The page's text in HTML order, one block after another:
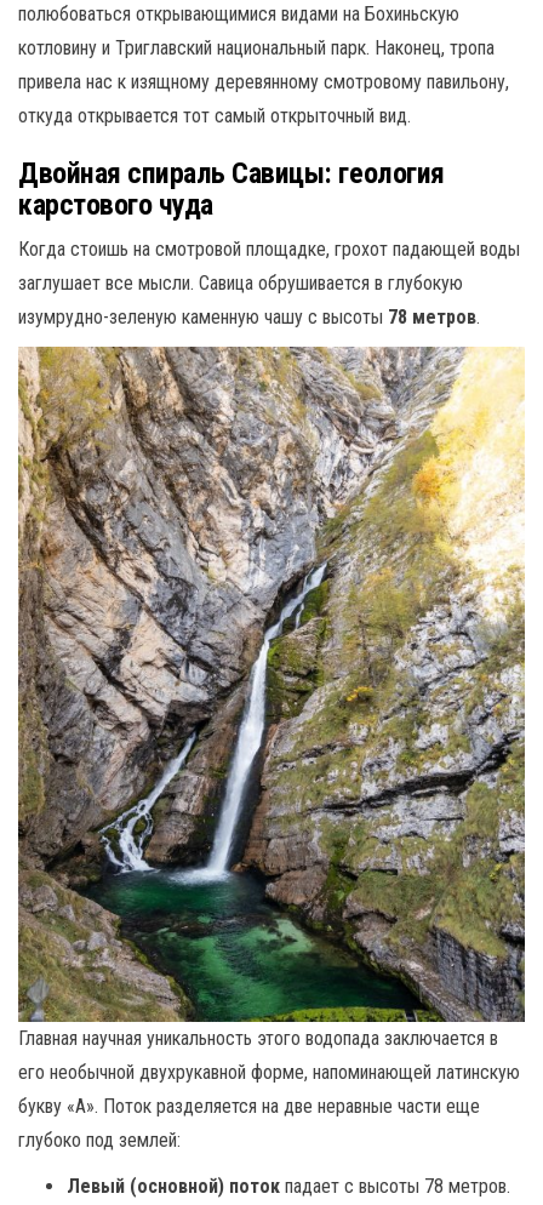
полюбоваться открывающимися видами на Бохиньскую
котловину и Триглавский национальный парк. Наконец, тропа
привела нас к изящному деревянному смотровому павильону,
откуда открывается тот самый открыточный вид.
Двойная спираль Савицы: геология
карстового чуда
Когда стоишь на смотровой площадке, грохот падающей воды
заглушает все мысли. Савица обрушивается в глубокую
изумрудно-зеленую каменную чашу с высоты 78 метров.
Главная научная уникальность этого водопада заключается в
его необычной двухрукавной форме, напоминающей латинскую
букву «А». Поток разделяется на две неравные части еще
глубоко под землей:
Левый (основной) поток падает с высоты 78 метров.